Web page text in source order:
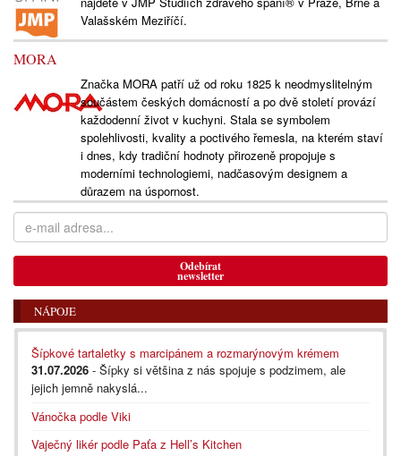
Valašském Meziříčí.
MORA
Značka MORA patří už od roku 1825 k neodmyslitelným
součástem českých domácností a po dvě století provází
každodenní život v kuchyni. Stala se symbolem
spolehlivosti, kvality a poctivého řemesla, na kterém staví
i dnes, kdy tradiční hodnoty přirozeně propojuje s
moderními technologiemi, nadčasovým designem a
důrazem na úspornost.
Odebírat
newsletter
NÁPOJE
Šípkové tartaletky s marcipánem a rozmarýnovým krémem
31.07.2026 - Šípky si většina z nás spojuje s podzimem, ale
jejich jemně nakyslá...
Vánočka podle Viki
Vaječný likér podle Paťa z Hell’s Kitchen